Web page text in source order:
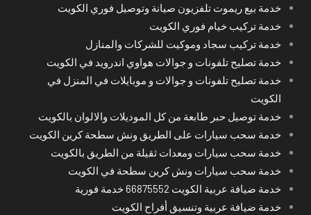
خدمة بيع ريموت تلفزيون صيانة وتوصيل فوري الكويت
خدمة تركيب خيام فوري الكويت
خدمة تركيب سجاد وموكيت للشركات والمنازل
خدمة تصليح تلفونات و جوالات هواوي اندرويد في الكويت
خدمة تصليح تلفونات و جوالات و موبايلات في المنزل في
الكويت
خدمة توصيل حبر طابعة من كل الموديلات والالوان بالكويت
خدمة سحب سيارات على الطريق ونش سطحة كرين الكويت
خدمة سحب سيارات ومعدات ثقيلة من الطريق بالكويت
خدمة سحب سيارات ونش كرين سطحة في الكويت
خدمة ضيافة عربية الكويت 66875552 خدمة فورية
خدمة ضيافة عربية وتنسيق أفراح الكويت